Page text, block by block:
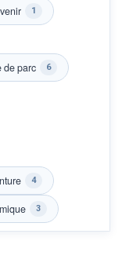
1
de parc 6
4
3